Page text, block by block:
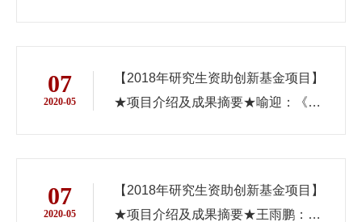
07
2020-05
【2018年研究生资助创新基金项目】
★项目介绍及成果摘要★喻迎：《大
07
2020-05
【2018年研究生资助创新基金项目】
★项目介绍及成果摘要★王雨鹏：